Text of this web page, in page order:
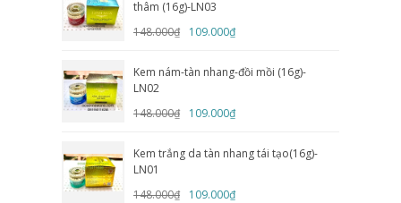
thâm (16g)-LN03
148.000₫
109.000₫
Kem nám-tàn nhang-đồi mồi (16g)-
LN02
148.000₫
109.000₫
Kem trắng da tàn nhang tái tạo(16g)-
LN01
148.000₫
109.000₫